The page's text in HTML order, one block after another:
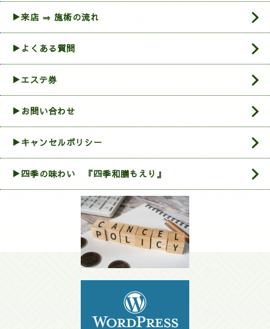
▶来店 ⇒ 施術の流れ
▶よくある質問
▶エステ券
▶お問い合わせ
▶︎キャンセルポリシー
▶四季の味わい 『四季和膳もえり』